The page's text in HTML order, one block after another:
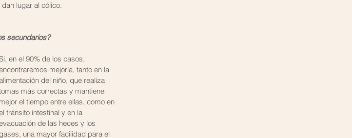
lugar al cólico.
secundarios?
en el 90% de los casos,
mejoría, tanto en la
del niño, que realiza
más correctas y mantiene
mejor el tiempo entre ellas, como en
tránsito intestinal y en la
de las heces y los
gases, una mayor facilidad para el